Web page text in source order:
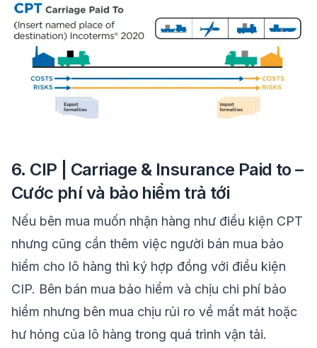
6. CIP | Carriage & Insurance Paid to –
Cước phí và bảo hiểm trả tới
Nếu bên mua muốn nhận hàng như điều kiện CPT
nhưng cũng cần thêm việc người bán mua bảo
hiểm cho lô hàng thì ký hợp đồng với điều kiện
CIP. Bên bán mua bảo hiểm và chịu chi phí bảo
hiểm nhưng bên mua chịu rủi ro về mất mát hoặc
hư hỏng của lô hàng trong quá trình vận tải.